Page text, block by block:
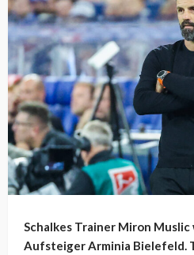
Schalkes Trainer Miron Muslic
Aufsteiger Arminia Bielefeld.